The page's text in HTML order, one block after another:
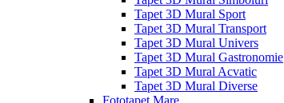
Tapet 3D Mural Sport
Tapet 3D Mural Transport
Tapet 3D Mural Univers
Tapet 3D Mural Gastronomie
Tapet 3D Mural Acvatic
Tapet 3D Mural Diverse
Fototapet Mare